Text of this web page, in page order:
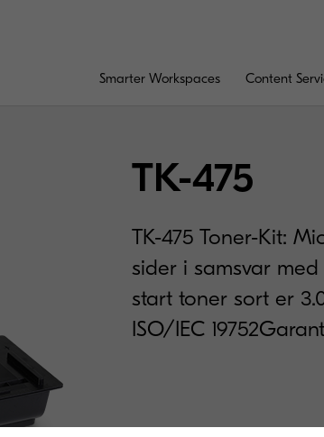
Smarter Workspaces Content
TK-475
TK-475 Toner-Kit:
sider i samsvar med
start toner sort er
ISO/IEC